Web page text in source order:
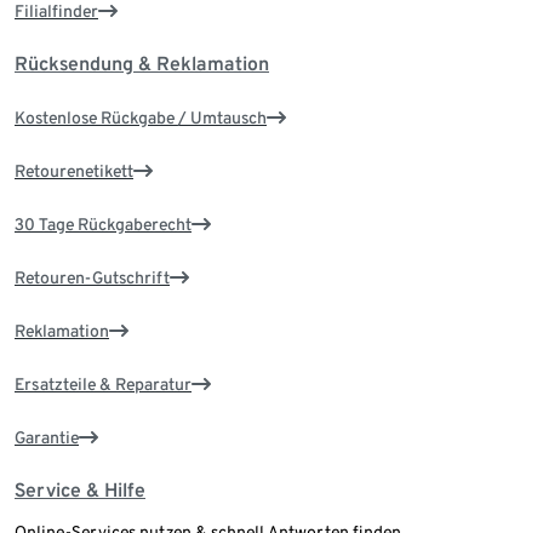
Filialfinder
Rücksendung & Reklamation
Kostenlose Rückgabe / Umtausch
Retourenetikett
30 Tage Rückgaberecht
Retouren-Gutschrift
Reklamation
Ersatzteile & Reparatur
Garantie
Service & Hilfe